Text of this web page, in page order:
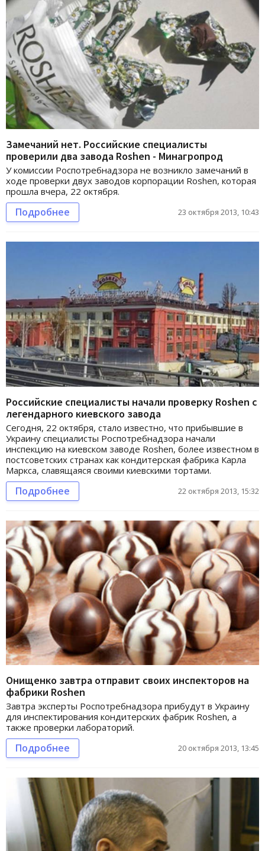
Замечаний нет. Российские специалисты
проверили два завода Roshen - Минагропрод
У комиссии Роспотребнадзора не возникло замечаний в
ходе проверки двух заводов корпорации Roshen, которая
прошла вчера, 22 октября.
Подробнее 23 октября 2013, 10:43
Российские специалисты начали проверку Roshen с
легендарного киевского завода
Сегодня, 22 октября, стало известно, что прибывшие в
Украину специалисты Роспотребнадзора начали
инспекцию на киевском заводе Roshen, более известном в
постсоветских странах как кондитерская фабрика Карла
Маркса, славящаяся своими киевскими тортами.
Подробнее 22 октября 2013, 15:32
Онищенко завтра отправит своих инспекторов на
фабрики Roshen
Завтра эксперты Роспотребнадзора прибудут в Украину
для инспектирования кондитерских фабрик Roshen, а
также проверки лабораторий.
Подробнее 20 октября 2013, 13:45